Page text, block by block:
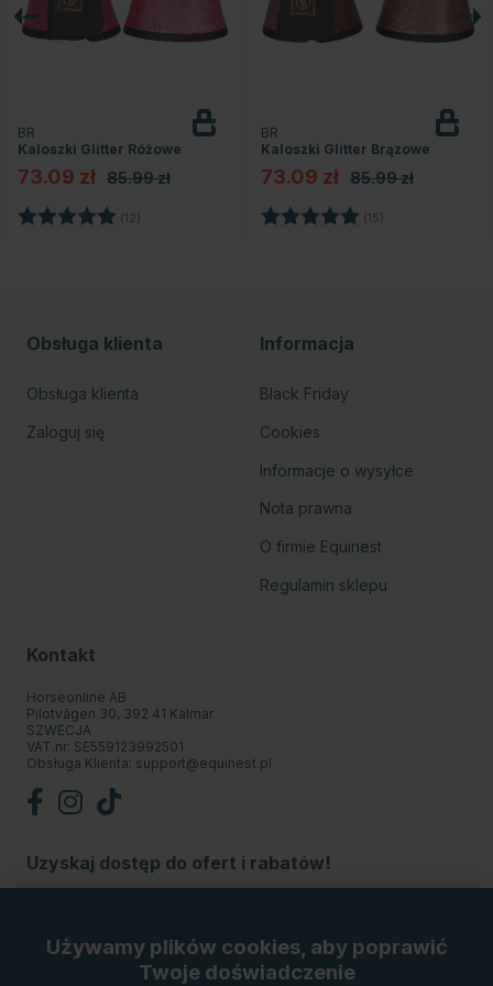
BR
Kaloszki Glitter Różowe
73.09 zł 85.99 zł
Ocena: (12)
BR
Kaloszki Glitter Brązowe
73.09 zł 85.99 zł
Ocena: (15)
Obsługa klienta
Obsługa klienta
Zaloguj się
Informacja
Black Friday
Cookies
Informacje o wysyłce
Nota prawna
O firmie Equinest
Regulamin sklepu
Kontakt
Horseonline AB
Pilotvägen 30, 392 41 Kalmar
SZWECJA
VAT.nr: SE559123992501
Obsługa Klienta: support@equinest.pl
Uzyskaj dostęp do ofert i rabatów!
Używamy plików cookies, aby poprawić
Twoje doświadczenie